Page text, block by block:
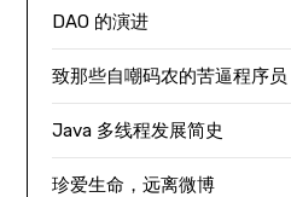
DAO 的演进
致那些自嘲码农的苦逼程序员
Java 多线程发展简史
珍爱生命，远离微博